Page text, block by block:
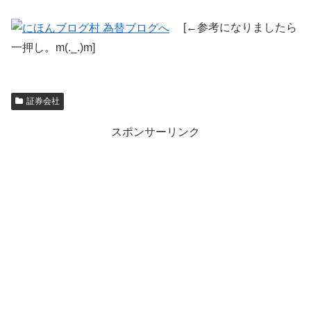
[←参考になりましたら
一押し。m(._.)m]
証券会社
スポンサーリンク